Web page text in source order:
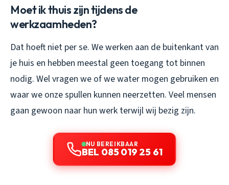
Moet ik thuis zijn tijdens de
werkzaamheden?
Dat hoeft niet per se. We werken aan de buitenkant van
je huis en hebben meestal geen toegang tot binnen
nodig. Wel vragen we of we water mogen gebruiken en
waar we onze spullen kunnen neerzetten. Veel mensen
gaan gewoon naar hun werk terwijl wij bezig zijn.
NU BEREIKBAAR
BEL 085 019 25 61